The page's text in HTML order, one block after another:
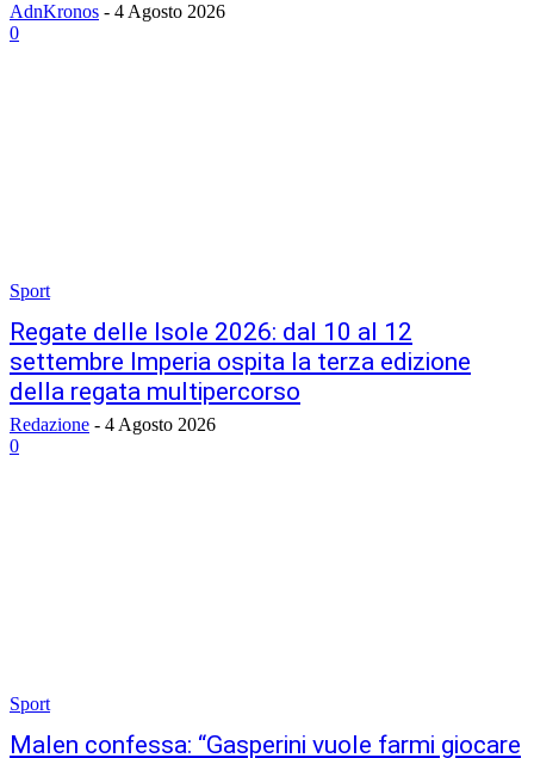
AdnKronos - 4 Agosto 2026
0
Sport
Regate delle Isole 2026: dal 10 al 12
settembre Imperia ospita la terza edizione
della regata multipercorso
Redazione - 4 Agosto 2026
0
Sport
Malen confessa: “Gasperini vuole farmi giocare